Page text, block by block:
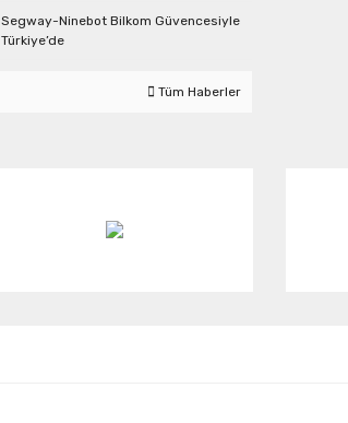
Segway-Ninebot Bilkom Güvencesiyle
Türkiye’de
Tüm Haberler